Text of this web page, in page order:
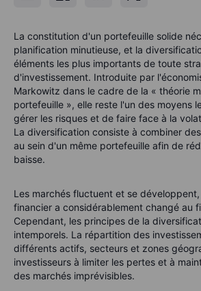
La constitution d'un portefeuille solide
planification minutieuse, et la
éléments les plus importants de toute
d'investissement. Introduite par
Markowitz dans le cadre de la « théorie
portefeuille », elle reste l'un des moyens
gérer les risques et de faire face à la
La diversification consiste à combiner
au sein d'un même portefeuille afin de
baisse.
Les marchés fluctuent et se
financier a considérablement changé au
Cependant, les principes de la
intemporels. La répartition des
différents actifs, secteurs et zones
investisseurs à limiter les pertes et à
des marchés imprévisibles.